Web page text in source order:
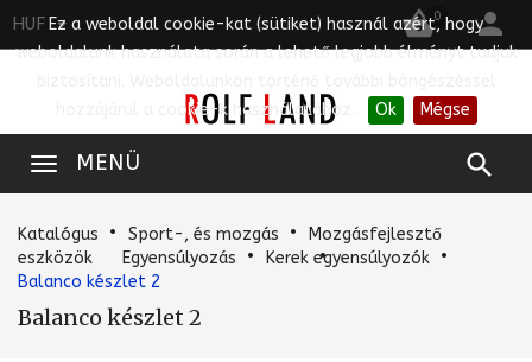
Ez a weboldal cookie-kat (sütiket) használ azért, hogy
weboldalunk használata során a lehető legjobb élményt tudjuk
hozzájárul a cookie-k használatához..
Ok Mégse
HUF 0 
MENÜ 
Katalógus Sport-, és mozgás
Mozgásfejlesztő
eszközök
Egyensúlyozás
Kerek egyensúlyozók
Balanco készlet 2
Balanco készlet 2